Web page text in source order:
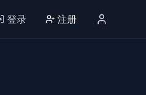
登录 注册